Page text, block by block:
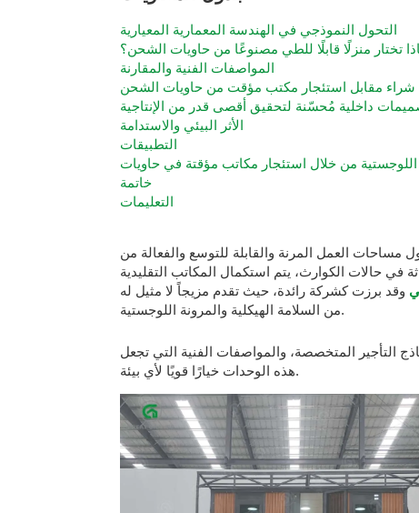
التحول النموذجي في الهندسة المعمارية المعيارية
تختار منزلًا قابلًا للطي مصنوعًا من حاويات الشحن؟
المواصفات الفنية والمقارنة
شراء مقابل استئجار مكتب مؤقت من حاويات الشحن
داخلية مُحسّنة لتحقيق أقصى قدر من الإنتاجية
الأثر البيئي والاستدامة
التطبيقات
خاتمة
التعليمات
العمل المرنة والقابلة للتوسع والفعالة من
في حالات الكوارث، يتم استكمال المكاتب التقليدية
وقد برزت كشركة رائدة، حيث تقدم مزيجاً لا مثيل له
من السلامة الهيكلية والمرونة اللوجستية.
التأجير المتخصصة، والمواصفات الفنية التي تجعل
هذه الوحدات خيارًا قويًا لأي بيئة.